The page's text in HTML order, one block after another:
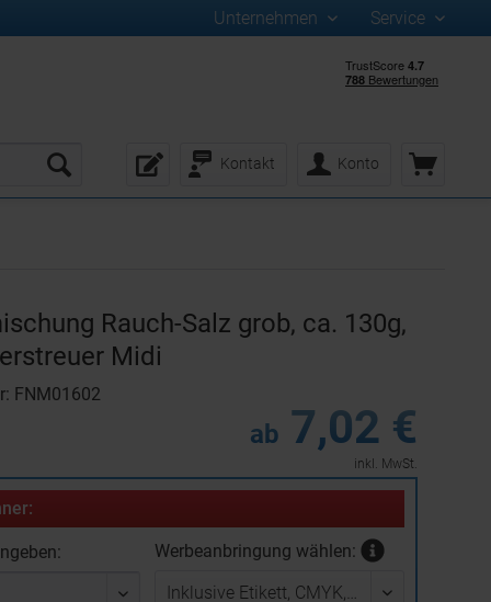
Unternehmen Service
Kontakt Konto
Rauch-Salz grob, ca. 130g,
Midi
FNM01602
ab 7,02 €
inkl. MwSt.
Werbeanbringung wählen: